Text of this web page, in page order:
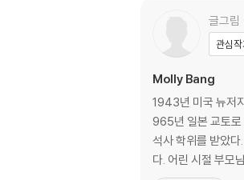
글그림
관심
Molly Bang
1943년 미국 뉴저
965년 일본 교토로
석사 학위를 받았다
다. 어린 시절 부모